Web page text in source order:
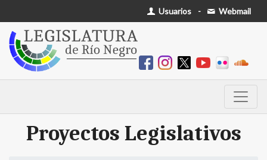
Usuarios - Webmail
Proyectos Legislativos